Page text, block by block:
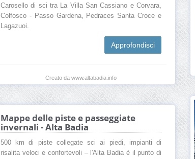
Carosello di sci tra La Villa San Cassiano e Corvara,
Colfosco - Passo Gardena, Pedraces Santa Croce e
Lagazuoi.
Approfondisci
Creato da www.altabadia.info
Mappe delle piste e passeggiate
invernali - Alta Badia
500 km di piste collegate sci ai piedi, impianti di
risalita veloci e confortevoli – l'Alta Badia è il punto di